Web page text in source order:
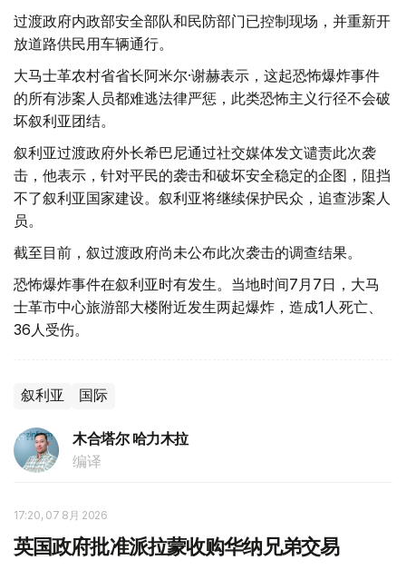
过渡政府内政部安全部队和民防部门已控制现场，并重新开
放道路供民用车辆通行。
大马士革农村省省长阿米尔·谢赫表示，这起恐怖爆炸事件
的所有涉案人员都难逃法律严惩，此类恐怖主义行径不会破
坏叙利亚团结。
叙利亚过渡政府外长希巴尼通过社交媒体发文谴责此次袭
击，他表示，针对平民的袭击和破坏安全稳定的企图，阻挡
不了叙利亚国家建设。叙利亚将继续保护民众，追查涉案人
员。
截至目前，叙过渡政府尚未公布此次袭击的调查结果。
恐怖爆炸事件在叙利亚时有发生。当地时间7月7日，大马
士革市中心旅游部大楼附近发生两起爆炸，造成1人死亡、
36人受伤。
叙利亚 国际
木合塔尔 哈力木拉
编译
17:20, 07 8月 2026
英国政府批准派拉蒙收购华纳兄弟交易